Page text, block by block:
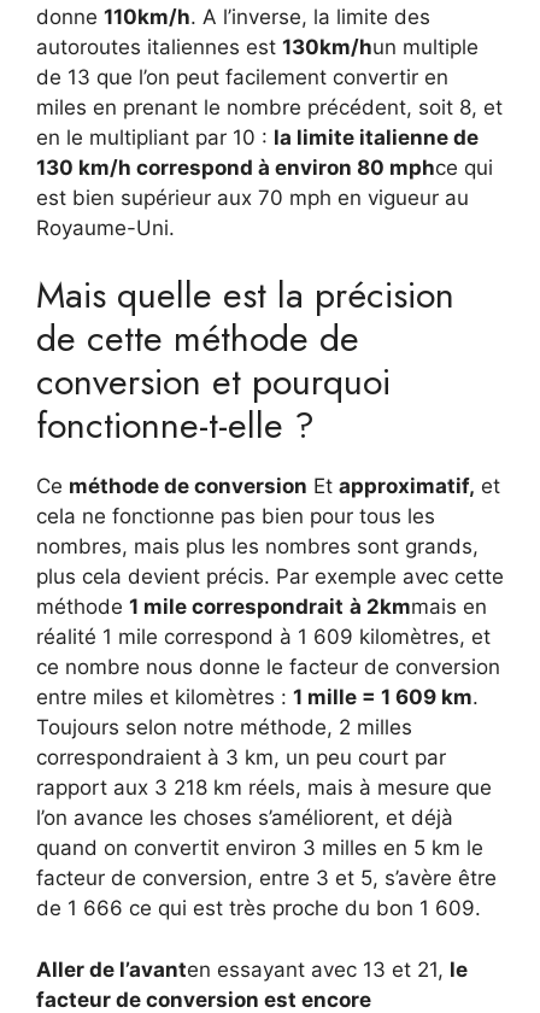
donne 110km/h. A l’inverse, la limite des
autoroutes italiennes est 130km/hun multiple
de 13 que l’on peut facilement convertir en
miles en prenant le nombre précédent, soit 8, et
en le multipliant par 10 : la limite italienne de
130 km/h correspond à environ 80 mphce qui
est bien supérieur aux 70 mph en vigueur au
Royaume-Uni.
Mais quelle est la précision
de cette méthode de
conversion et pourquoi
fonctionne-t-elle ?
Ce méthode de conversion Et approximatif, et
cela ne fonctionne pas bien pour tous les
nombres, mais plus les nombres sont grands,
plus cela devient précis. Par exemple avec cette
méthode 1 mile correspondrait à 2kmmais en
réalité 1 mile correspond à 1 609 kilomètres, et
ce nombre nous donne le facteur de conversion
entre miles et kilomètres : 1 mille = 1 609 km.
Toujours selon notre méthode, 2 milles
correspondraient à 3 km, un peu court par
rapport aux 3 218 km réels, mais à mesure que
l’on avance les choses s’améliorent, et déjà
quand on convertit environ 3 milles en 5 km le
facteur de conversion, entre 3 et 5, s’avère être
de 1 666 ce qui est très proche du bon 1 609.
Aller de l’avanten essayant avec 13 et 21, le
facteur de conversion est encore